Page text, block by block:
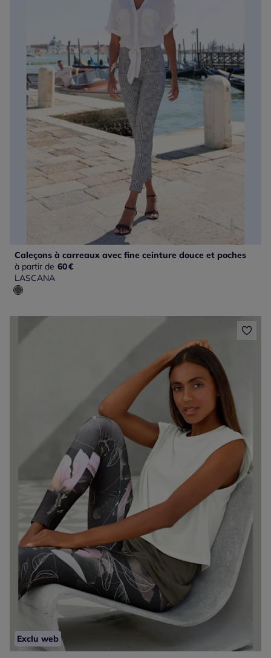
Caleçons à carreaux avec fine ceinture douce et poches
à partir de 60€
LASCANA
Exclu web